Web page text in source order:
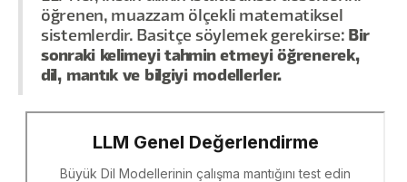
öğrenen, muazzam ölçekli matematiksel
sistemlerdir. Basitçe söylemek gerekirse: Bir
sonraki kelimeyi tahmin etmeyi öğrenerek,
dil, mantık ve bilgiyi modellerler.